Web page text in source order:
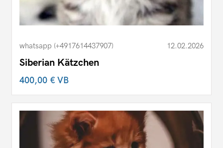
whatsapp (+4917614437907) 12.02.2026
Siberian Kätzchen
400,00 €VB